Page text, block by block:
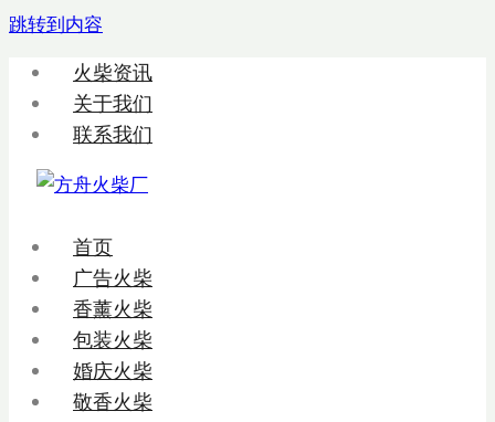
跳转到内容
火柴资讯
关于我们
联系我们
首页
广告火柴
香薰火柴
包装火柴
婚庆火柴
敬香火柴